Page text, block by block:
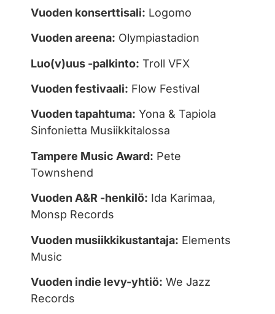
Vuoden konserttisali: Logomo
Vuoden areena: Olympiastadion
Luo(v)uus -palkinto: Troll VFX
Vuoden festivaali: Flow Festival
Vuoden tapahtuma: Yona & Tapiola
Sinfonietta Musiikkitalossa
Tampere Music Award: Pete
Townshend
Vuoden A&R -henkilö: Ida Karimaa,
Monsp Records
Vuoden musiikkikustantaja: Elements
Music
Vuoden indie levy-yhtiö: We Jazz
Records